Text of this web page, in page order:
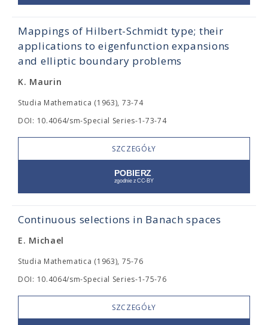
Mappings of Hilbert-Schmidt type; their
applications to eigenfunction expansions
and elliptic boundary problems
K. Maurin
Studia Mathematica (1963), 73-74
DOI: 10.4064/sm-Special Series-1-73-74
SZCZEGÓŁY
Continuous selections in Banach spaces
E. Michael
Studia Mathematica (1963), 75-76
DOI: 10.4064/sm-Special Series-1-75-76
SZCZEGÓŁY